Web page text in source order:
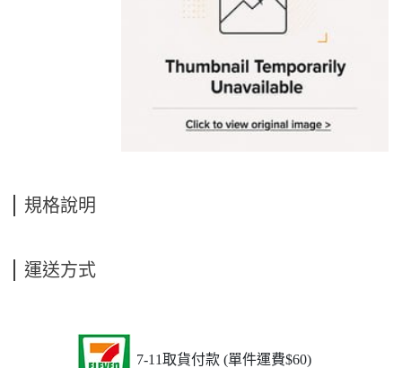
規格說明
運送方式
7-11取貨付款 (單件運費$60)